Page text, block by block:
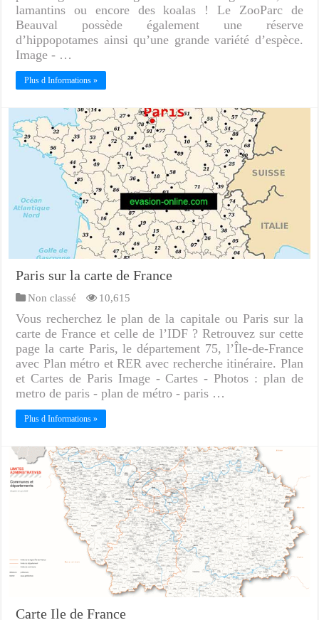
lamantins ou encore des koalas ! Le ZooParc de
Beauval possède également une réserve
d’hippopotames ainsi qu’une grande variété d’espèce.
Image - …
Plus d Informations »
Paris sur la carte de France
Non classé 10,615
Vous recherchez le plan de la capitale ou Paris sur la
carte de France et celle de l’IDF ? Retrouvez sur cette
page la carte Paris, le département 75, l’Île-de-France
avec Plan métro et RER avec recherche itinéraire. Plan
et Cartes de Paris Image - Cartes - Photos : plan de
metro de paris - plan de métro - paris …
Plus d Informations »
Carte Ile de France